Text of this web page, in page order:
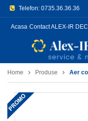
Telefon: 0735.36.36.36
E-mail:
Acasa Contact ALEX-IR
Home Produse Aer